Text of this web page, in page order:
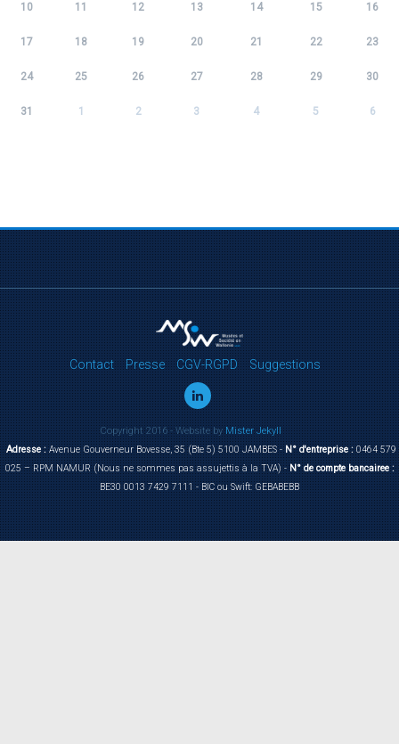
10 11 12 13 14 15 16
17 18 19 20 21 22 23
24 25 26 27 28 29 30
31 1 2 3 4 5 6
Contact Presse CGV-RGPD Suggestions
Copyright 2016 - Website byMister Jekyll
Adresse :Avenue Gouverneur Bovesse, 35 (Bte 5) 5100 JAMBES - N° d'entreprise :0464 579
025 – RPM NAMUR (Nous ne sommes pas assujettis à la TVA) -N° de compte bancairee :
BE30 0013 7429 7111 - BIC ou Swift: GEBABEBB